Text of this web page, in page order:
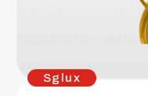
Sglux